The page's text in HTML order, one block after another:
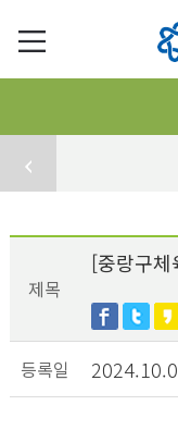
제목
[중랑구
등록일